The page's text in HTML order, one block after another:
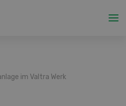
im Valtra Werk